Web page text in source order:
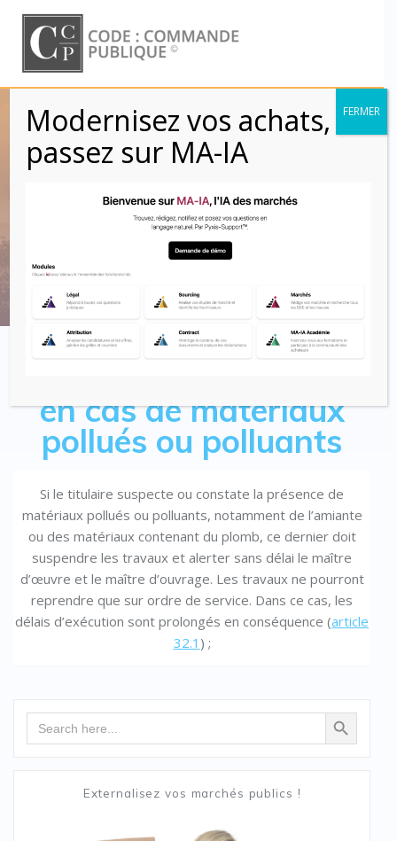
to
content
Matériaux pollués
ou polluants (CCAG
Travaux)
Code : Commande Publique
en cas de matériaux
pollués ou polluants
Si le titulaire suspecte ou constate la présence de
matériaux pollués ou polluants, notamment de l’amiante
ou des matériaux contenant du plomb, ce dernier doit
suspendre les travaux et alerter sans délai le maître
d’œuvre et le maître d’ouvrage. Les travaux ne pourront
reprendre que sur ordre de service. Dans ce cas, les
délais d’exécution sont prolongés en conséquence (article
32.1 ) ;
Search Search Button
Externalisez vos marchés publics !
Modernisez vos achats,
passez sur MA-IA
FERMER